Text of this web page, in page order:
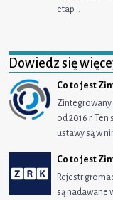
etap…
Dowiedz się
Co to jest
Zintegrowany
od 2016 r.
ustawy są w
Co to jest
Rejestr
są nadawane